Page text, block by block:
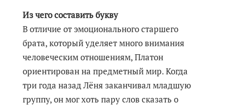
Из чего составить букву
В отличие от эмоционального старшего
брата, который уделяет много внимания
человеческим отношениям, Платон
ориентирован на предметный мир. Когда
три года назад Лёня заканчивал младшую
группу, он мог хоть пару слов сказать о